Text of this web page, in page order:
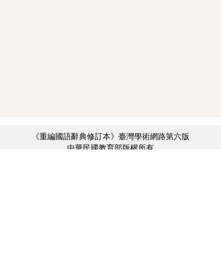
《重編國語辭典修訂本》臺灣學術網路第六版
中華民國教育部版權所有